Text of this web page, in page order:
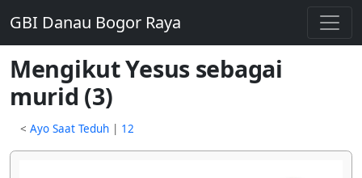
GBI Danau Bogor Raya
Mengikut Yesus sebagai
murid (3)
<Ayo Saat Teduh | 12